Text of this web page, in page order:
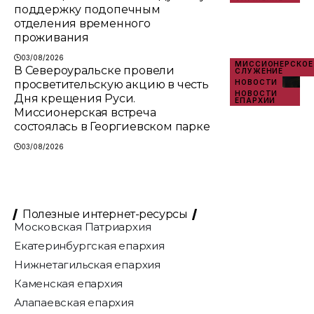
поддержку подопечным
отделения временного
проживания
03/08/2026
МИССИОНЕРСКОЕ
СЛУЖЕНИЕ
НОВОСТИ
НОВОСТИ
ЕПАРХИИ
В Североуральске провели
просветительскую акцию в честь
Дня крещения Руси.
Миссионерская встреча
состоялась в Георгиевском парке
03/08/2026
Полезные интернет-ресурсы
Московская Патриархия
Екатеринбургская епархия
Нижнетагильская епархия
Каменская епархия
Алапаевская епархия